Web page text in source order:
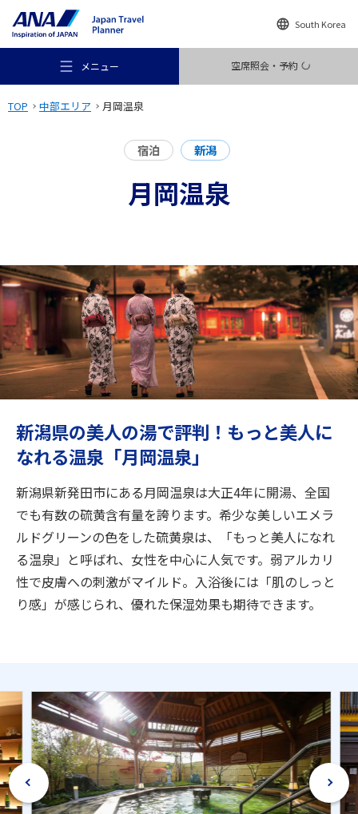
South Korea
メニュー 空席照会・予約
行き先
旅のお役立ち情報
閉じる
TOP 中部エリア 月岡温泉
宿泊 新潟
月岡温泉
新潟県の美人の湯で評判！もっと美人に
なれる温泉「月岡温泉」
新潟県新発田市にある月岡温泉は大正4年に開湯、全国
でも有数の硫黄含有量を誇ります。希少な美しいエメラ
ルドグリーンの色をした硫黄泉は、「もっと美人になれ
る温泉」と呼ばれ、女性を中心に人気です。弱アルカリ
性で皮膚への刺激がマイルド。入浴後には「肌のしっと
り感」が感じられ、優れた保湿効果も期待できます。